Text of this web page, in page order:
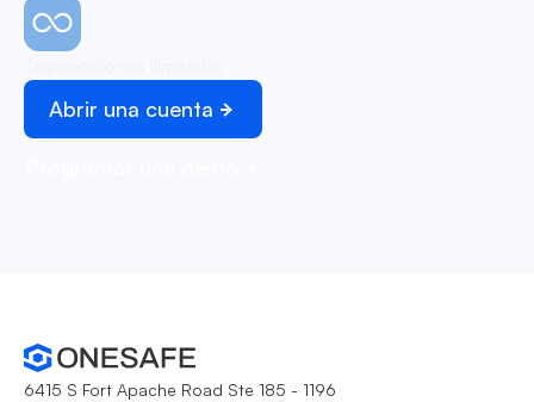
Abrir una cuenta
6415 S Fort Apache Road Ste 185 - 1196